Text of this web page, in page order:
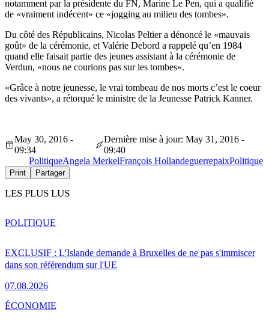
notamment par la présidente du FN, Marine Le Pen, qui a qualifié
de «vraiment indécent» ce «jogging au milieu des tombes».
Du côté des Républicains, Nicolas Peltier a dénoncé le «mauvais
goût» de la cérémonie, et Valérie Debord a rappelé qu’en 1984
quand elle faisait partie des jeunes assistant à la cérémonie de
Verdun, «nous ne courions pas sur les tombes».
«Grâce à notre jeunesse, le vrai tombeau de nos morts c’est le coeur
des vivants», a rétorqué le ministre de la Jeunesse Patrick Kanner.
May 30, 2016 -
09:34
Dernière mise à jour: May 31, 2016 -
09:40
PolitiqueAngela MerkelFrançois HollandeguerrepaixPolitique
Print Partager
LES PLUS LUS
EXCLUSIF : L'Islande demande à Bruxelles de ne pas s'immiscer
dans son référendum sur l'UE
07.08.2026
POLITIQUE
ÉCONOMIE